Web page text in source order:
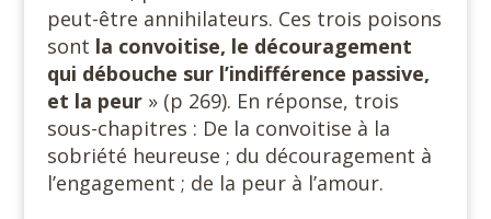
peut-être annihilateurs. Ces trois poisons
sont la convoitise, le découragement
qui débouche sur l’indifférence passive,
et la peur » (p 269). En réponse, trois
sous-chapitres : De la convoitise à la
sobriété heureuse ; du découragement à
l’engagement ; de la peur à l’amour.